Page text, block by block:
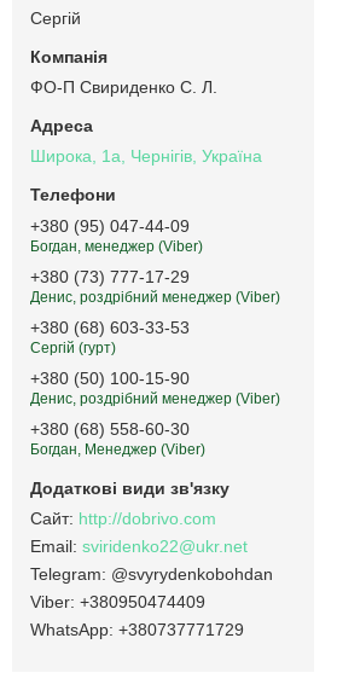
Сергій
ФО-П Свириденко С. Л.
Широка, 1а, Чернігів, Україна
+380 (95) 047-44-09
Богдан, менеджер (Viber)
+380 (73) 777-17-29
Денис, роздрібний менеджер (Viber)
+380 (68) 603-33-53
Сергій (гурт)
+380 (50) 100-15-90
Денис, роздрібний менеджер (Viber)
+380 (68) 558-60-30
Богдан, Менеджер (Viber)
http://dobrivo.com
sviridenko22@ukr.net
@svyrydenkobohdan
+380950474409
+380737771729